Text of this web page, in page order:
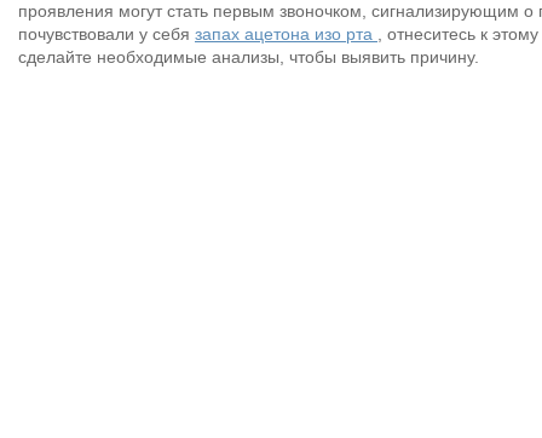
проявления могут стать первым звоночком, сигнализирующим
почувствовали у себя запах ацетона изо рта , отнеситесь к
сделайте необходимые анализы, чтобы выявить причину.